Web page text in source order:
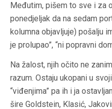
Međutim, pišem to sve i za
ponedjeljak da na sedam
kolumna objavljuje) pošalju
je prolupao”, “ni popravni
Na žalost, njih očito ne
razum. Ostaju ukopani u
“viđenjima” pa ih i ja
šire Goldstein, Klasić,